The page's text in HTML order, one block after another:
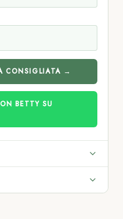
CONSIGLIATA →
BETTY SU